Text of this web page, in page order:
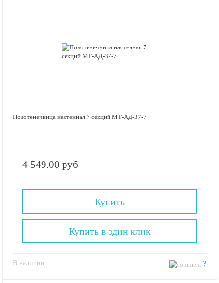
Полотенечница настенная 7 секций МТ-АД-37-7
4 549.00 руб
Купить
В наличии ?
Купить в один клик